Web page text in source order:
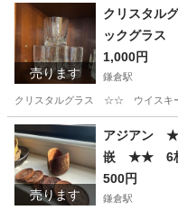
神奈川 鎌倉市 鎌倉駅
売ります
クリスタ
ックグラ
コ ☆☆ 重
1,000円
鎌倉駅
クリスタルグラス ☆☆ ウイスキ
神奈川 鎌倉市 鎌倉駅
売ります
アジアン
嵌 ★★ 6枚
500円
鎌倉駅